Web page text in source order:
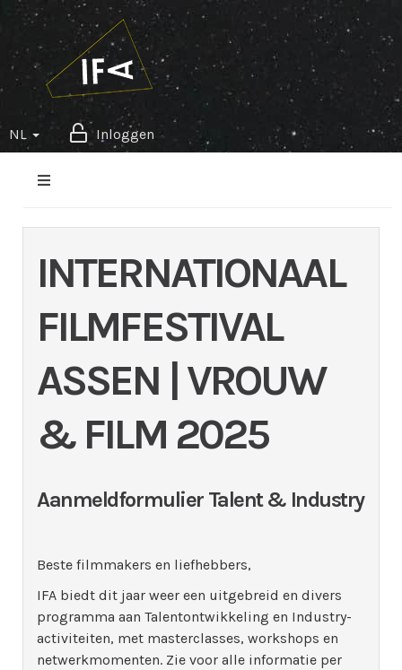
NL Inloggen
INTERNATIONAAL
FILMFESTIVAL
ASSEN | VROUW
& FILM 2025
Aanmeldformulier Talent & Industry
Beste filmmakers en liefhebbers,
IFA biedt dit jaar weer een uitgebreid en divers
programma aan Talentontwikkeling en Industry-
activiteiten, met masterclasses, workshops en
netwerkmomenten. Zie voor alle informatie per